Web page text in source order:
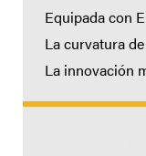
Equipada con
La curvatura
La innovación